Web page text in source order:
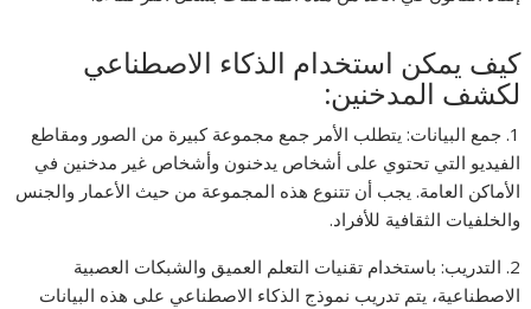
كيف يمكن استخدام الذكاء الاصطناعي
لكشف المدخنين:
1. جمع البيانات: يتطلب الأمر جمع مجموعة كبيرة من الصور ومقاطع
الفيديو التي تحتوي على أشخاص يدخنون وأشخاص غير مدخنين في
الأماكن العامة. يجب أن تتنوع هذه المجموعة من حيث الأعمار والجنس
والخلفيات الثقافية للأفراد.
2. التدريب: باستخدام تقنيات التعلم العميق والشبكات العصبية
الاصطناعية، يتم تدريب نموذج الذكاء الاصطناعي على هذه البيانات